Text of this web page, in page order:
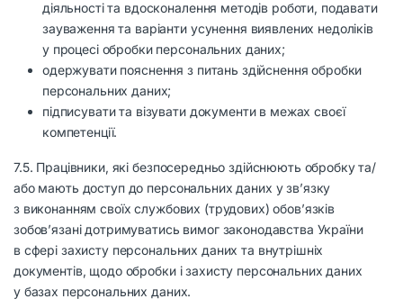
діяльності та вдосконалення методів роботи, подавати
зауваження та варіанти усунення виявлених недоліків
у процесі обробки персональних даних;
одержувати пояснення з питань здійснення обробки
персональних даних;
підписувати та візувати документи в межах своєї
компетенції.
7.5. Працівники, які безпосередньо здійснюють обробку та/
або мають доступ до персональних даних у зв’язку
з виконанням своїх службових (трудових) обов’язків
зобов’язані дотримуватись вимог законодавства України
в сфері захисту персональних даних та внутрішніх
документів, щодо обробки і захисту персональних даних
у базах персональних даних.